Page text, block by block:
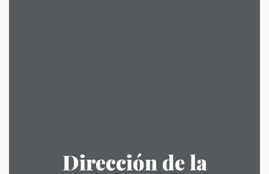
Dirección de la